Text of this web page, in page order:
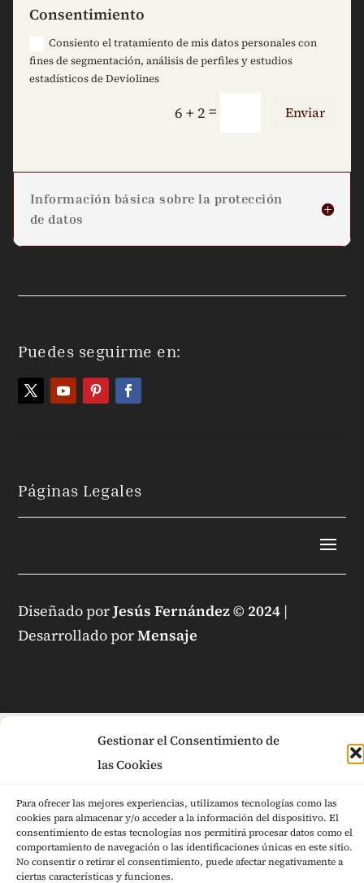
Gestionar el Consentimiento de
las Cookies
Para ofrecer las mejores experiencias, utilizamos tecnologías como las
cookies para almacenar y/o acceder a la información del dispositivo. El
consentimiento de estas tecnologías nos permitirá procesar datos como el
comportamiento de navegación o las identificaciones únicas en este sitio.
No consentir o retirar el consentimiento, puede afectar negativamente a
ciertas características y funciones.
Consentimiento
Consiento el tratamiento de mis datos personales con
fines de segmentación, análisis de perfiles y estudios
estadísticos de Deviolines
6 + 2 = Enviar
Información básica sobre la protección
de datos
Puedes seguirme en:
Páginas Legales
Diseñado porJesús Fernández © 2024 |
Desarrollado porMensaje